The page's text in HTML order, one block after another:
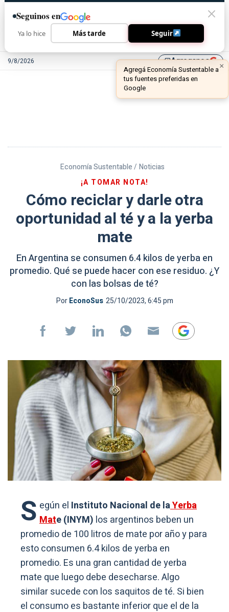
9/8/2026 library_addAgreganos
Economía Sustentable / Noticias
¡A TOMAR NOTA!
Cómo reciclar y darle otra
oportunidad al té y a la yerba
mate
En Argentina se consumen 6.4 kilos de yerba en
promedio. Qué se puede hacer con ese residuo. ¿Y
con las bolsas de té?
PorEconoSus 25/10/2023, 6:45 pm
S egún el Instituto Nacional de laYerba
Mate (INYM) los argentinos beben un
promedio de 100 litros de mate por año y para
esto consumen 6.4 kilos de yerba en
promedio. Es una gran cantidad de yerba
mate que luego debe desecharse. Algo
similar sucede con los saquitos de té. Si bien
el consumo es bastante inferior que el de la
Seguinos en
Ya lo hice Más tarde Seguir